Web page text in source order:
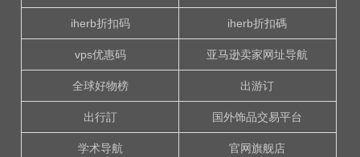
iherb折扣码 iherb折扣碼
vps优惠码 亚马逊卖家网址导航
全球好物榜 出游订
出行訂 国外饰品交易平台
学术导航 官网旗舰店